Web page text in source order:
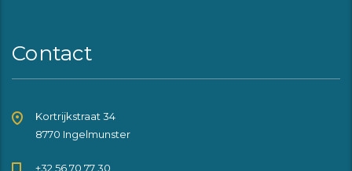
Contact
Kortrijkstraat 34
8770 Ingelmunster
+32 56 70 77 30